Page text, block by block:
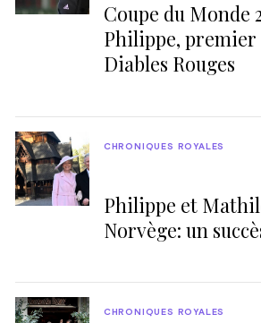
Coupe du Monde
Philippe, premier
Diables Rouges
Philippe et
Norvège: un
CHRONIQUES ROYALES
CHRONIQUES ROYALES